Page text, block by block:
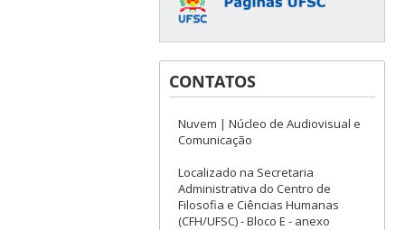
CONTATOS
Nuvem | Núcleo de Audiovisual e
Comunicação
Localizado na Secretaria
Administrativa do Centro de
Filosofia e Ciências Humanas
(CFH/UFSC) - Bloco E - anexo